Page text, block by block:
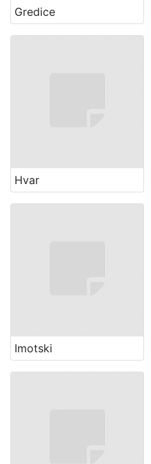
Gredice
Hvar
Imotski